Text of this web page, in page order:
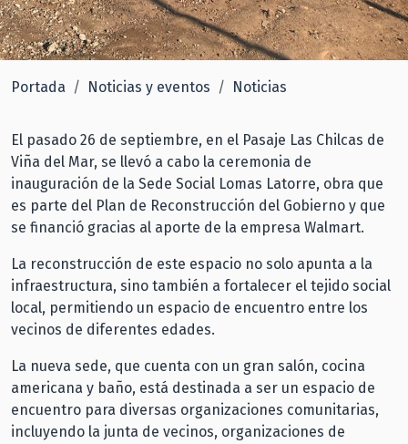
Portada Noticias y eventos Noticias
El pasado 26 de septiembre, en el Pasaje Las Chilcas de
Viña del Mar, se llevó a cabo la ceremonia de
inauguración de la Sede Social Lomas Latorre, obra que
es parte del Plan de Reconstrucción del Gobierno y que
se financió gracias al aporte de la empresa Walmart.
La reconstrucción de este espacio no solo apunta a la
infraestructura, sino también a fortalecer el tejido social
local, permitiendo un espacio de encuentro entre los
vecinos de diferentes edades.
La nueva sede, que cuenta con un gran salón, cocina
americana y baño, está destinada a ser un espacio de
encuentro para diversas organizaciones comunitarias,
incluyendo la junta de vecinos, organizaciones de